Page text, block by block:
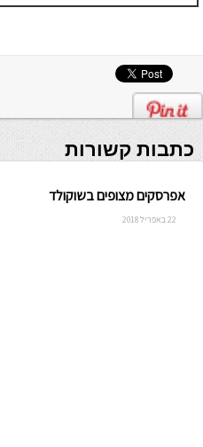
כתבות קשורות
אפרסקים מצופים בשוקולד
22 באפריל 2018